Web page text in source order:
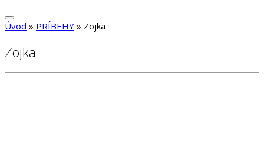
Úvod » PRÍBEHY » Zojka
Zojka